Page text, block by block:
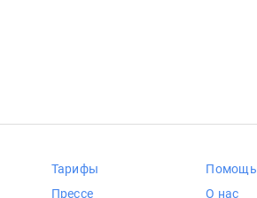
Тарифы
Прессе
Помощь
О нас